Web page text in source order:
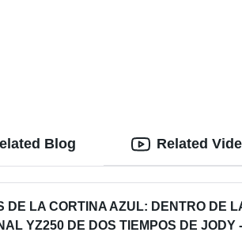
Blog
DE LA CORTINA AZUL: DENTRO DE
YZ250 DE DOS TIEMPOS DE
Related